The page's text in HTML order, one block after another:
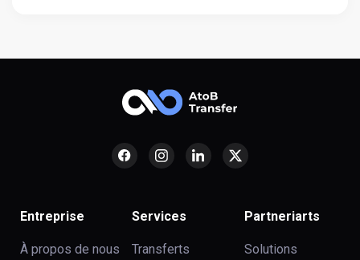
Entreprise
À propos de nous
Services
Transferts
Partneriarts
Solutions